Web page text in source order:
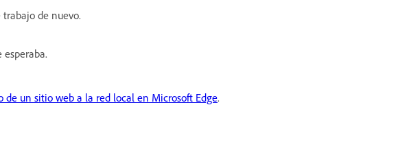
de nuevo.
de un sitio web a la red local en Microsoft Edge.